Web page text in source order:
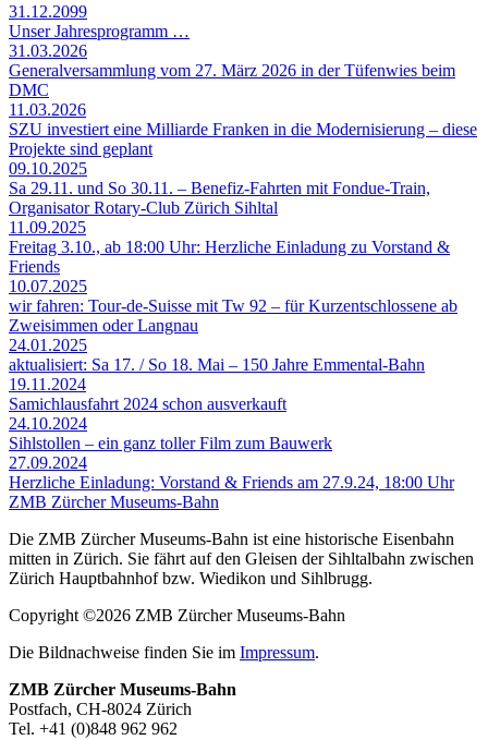
31.12.2099
Unser Jahresprogramm …
31.03.2026
Generalversammlung vom 27. März 2026 in der Tüfenwies beim
DMC
11.03.2026
SZU investiert eine Milliarde Franken in die Modernisierung – diese
Projekte sind geplant
09.10.2025
Sa 29.11. und So 30.11. – Benefiz-Fahrten mit Fondue-Train,
Organisator Rotary-Club Zürich Sihltal
11.09.2025
Freitag 3.10., ab 18:00 Uhr: Herzliche Einladung zu Vorstand &
Friends
10.07.2025
wir fahren: Tour-de-Suisse mit Tw 92 – für Kurzentschlossene ab
Zweisimmen oder Langnau
24.01.2025
aktualisiert: Sa 17. / So 18. Mai – 150 Jahre Emmental-Bahn
19.11.2024
Samichlausfahrt 2024 schon ausverkauft
24.10.2024
Sihlstollen – ein ganz toller Film zum Bauwerk
27.09.2024
Herzliche Einladung: Vorstand & Friends am 27.9.24, 18:00 Uhr
ZMB Zürcher Museums-Bahn
Die ZMB Zürcher Museums-Bahn ist eine historische Eisenbahn
mitten in Zürich. Sie fährt auf den Gleisen der Sihltalbahn zwischen
Zürich Hauptbahnhof bzw. Wiedikon und Sihlbrugg.
Copyright ©2026 ZMB Zürcher Museums-Bahn
Die Bildnachweise finden Sie im Impressum.
ZMB Zürcher Museums-Bahn
Postfach, CH-8024 Zürich
Tel. +41 (0)848 962 962